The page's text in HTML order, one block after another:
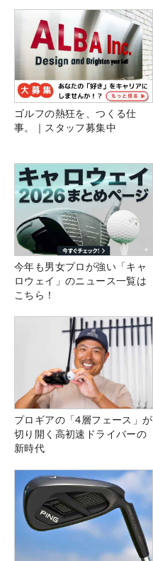
ゴルフの熱狂を、つくる仕
事。｜スタッフ募集中
今年も男女プロが強い「キャ
ロウェイ」のニュース一覧は
こちら！
プロギアの「4層フェース」が
切り開く高初速ドライバーの
新時代